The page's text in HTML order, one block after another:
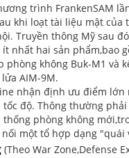
trình FrankenSAM
khi loạt tài liệu mật của
Truyền thông Mỹ sau
nhất hai sản phẩm,bao
phòng không Buk-M1 và
AIM-9M.
nhận định ưu điểm lớn
tốc độ. Thông thường
thống phòng không
một tổ hợp dạng "quái
(Theo War Zone,Defense